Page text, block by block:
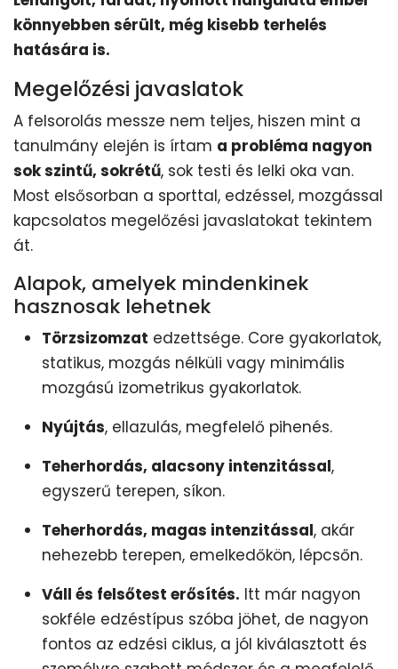
könnyebben sérült, még kisebb terhelés
hatására is.
Megelőzési javaslatok
A felsorolás messze nem teljes, hiszen mint a
tanulmány elején is írtam a probléma nagyon
sok szintű, sokrétű, sok testi és lelki oka van.
Most elsősorban a sporttal, edzéssel, mozgással
kapcsolatos megelőzési javaslatokat tekintem
át.
Alapok, amelyek mindenkinek
hasznosak lehetnek
Törzsizomzat edzettsége. Core gyakorlatok,
statikus, mozgás nélküli vagy minimális
mozgású izometrikus gyakorlatok.
Nyújtás, ellazulás, megfelelő pihenés.
Teherhordás, alacsony intenzitással,
egyszerű terepen, síkon.
Teherhordás, magas intenzitással, akár
nehezebb terepen, emelkedőkön, lépcsőn.
Váll és felsőtest erősítés. Itt már nagyon
sokféle edzéstípus szóba jöhet, de nagyon
fontos az edzési ciklus, a jól kiválasztott és